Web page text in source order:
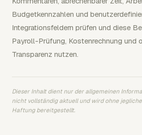
Budgetkennzahlen und
Integrationsfeldern prüfen und diese
Payroll-Prüfung, Kostenrechnung und
Transparenz nutzen.
Dieser Inhalt dient nur der allgemeinen
nicht vollständig aktuell und wird ohne
Haftung bereitgestellt.